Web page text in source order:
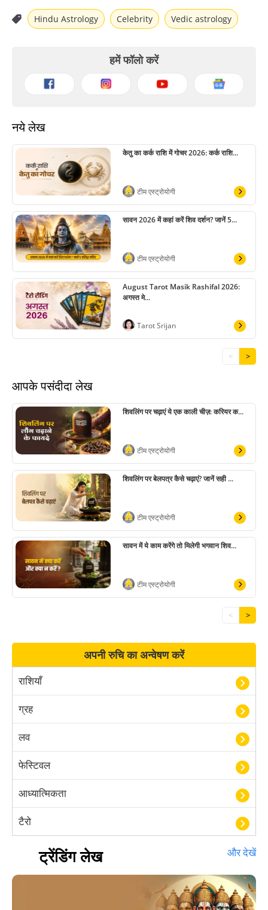
Hindu Astrology Celebrity Vedic astrology
हमें फॉलो करें
नये लेख
केतु का कर्क राशि में गोचर 2026: कर्क राशि...
टीम एस्ट्रोयोगी
सावन 2026 में कहां करें शिव दर्शन? जानें 5...
टीम एस्ट्रोयोगी
August Tarot Masik Rashifal 2026:
अगस्त मे...
Tarot Srijan
< >
आपके पसंदीदा लेख
शिवलिंग पर चढ़ाएं ये एक काली चीज़: करियर क...
टीम एस्ट्रोयोगी
शिवलिंग पर बेलपत्र कैसे चढ़ाएं? जानें सही ...
टीम एस्ट्रोयोगी
सावन में ये काम करेंगे तो मिलेगी भगवान शिव...
टीम एस्ट्रोयोगी
< >
अपनी रुचि का अन्वेषण करें
राशियाँ
ग्रह
लव
फेस्टिवल
आध्यात्मिकता
टैरो
हस्तरेखा शास्त्र
बॉलीवुड
ट्रेंडिंग लेख और देखें